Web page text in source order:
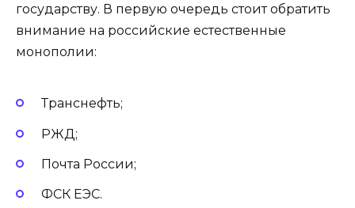
государству. В первую очередь стоит обратить
внимание на российские естественные
монополии:
Транснефть;
РЖД;
Почта России;
ФСК ЕЭС.